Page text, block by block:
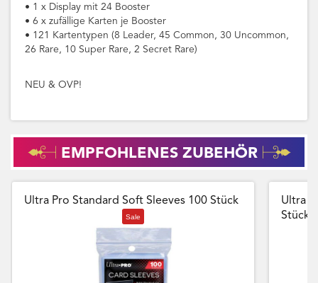
• 1 x Display mit 24 Booster
• 6 x zufällige Karten je Booster
• 121 Kartentypen (8 Leader, 45 Common, 30 Uncommon,
26 Rare, 10 Super Rare, 2 Secret Rare)
NEU & OVP!
EMPFOHLENES ZUBEHÖR
Ultra Pro Standard Soft Sleeves 100 Stück
Sale
Ultra
Stück